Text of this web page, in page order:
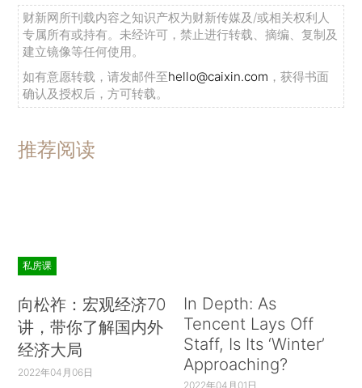
财新网所刊载内容之知识产权为财新传媒及/或相关权利人
专属所有或持有。未经许可，禁止进行转载、摘编、复制及
建立镜像等任何使用。
如有意愿转载，请发邮件至hello@caixin.com ，获得书面
确认及授权后，方可转载。
推荐阅读
私房课
向松祚：宏观经济70
讲，带你了解国内外
经济大局
2022年04月06日
In Depth: As
Tencent Lays Off
Staff, Is Its ‘Winter’
Approaching?
2022年04月01日